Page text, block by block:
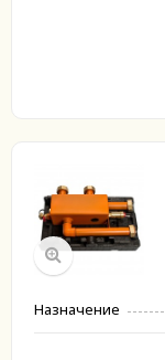
Назначение